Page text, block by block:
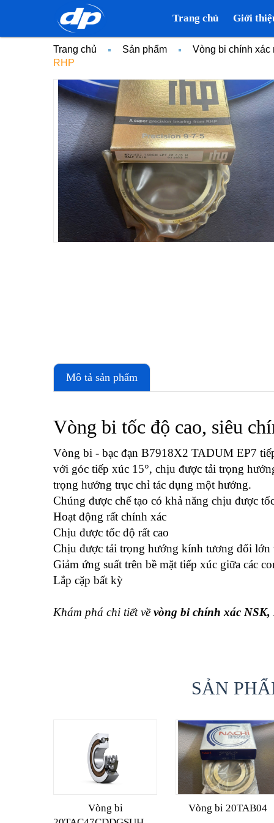
Trang chủ Giới
Trang chủ Sản phẩm
Vòng bi chính xác
RHP
Mô tả sản phẩm
Vòng bi tốc độ cao, siêu
Vòng bi - bạc đạn B7918X2 TADUM EP7
với góc tiếp xúc 15°, chịu được tải trọng
trọng hướng trục chỉ tác dụng một hướng.
Chúng được chế tạo có khả năng chịu được
Hoạt động rất chính xác
Chịu được tốc độ rất cao
Chịu được tải trọng hướng kính tương đối
Giảm ứng suất trên bề mặt tiếp xúc giữa các
Lắp cặp bất kỳ
Khám phá chi tiết vềvòng bi chính xác
SẢN
Vòng bi
Vòng bi 20TAB04